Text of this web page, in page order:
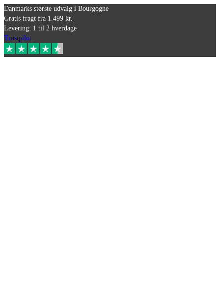
Danmarks største udvalg i Bourgogne
Gratis fragt fra 1.499 kr.
Levering: 1 til 2 hverdage
Trustpilot